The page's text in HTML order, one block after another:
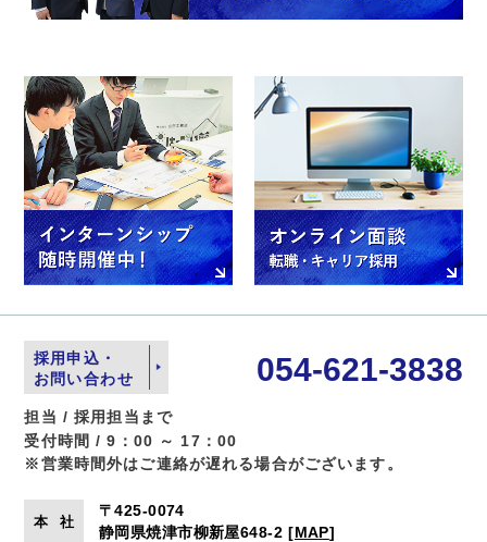
採用申込・
お問い合わせ
054-621-3838
担当 / 採用担当まで
受付時間 / 9：00 ～ 17：00
※営業時間外はご連絡が遅れる場合がございます。
本 社
〒425-0074
静岡県焼津市柳新屋648-2 [MAP]